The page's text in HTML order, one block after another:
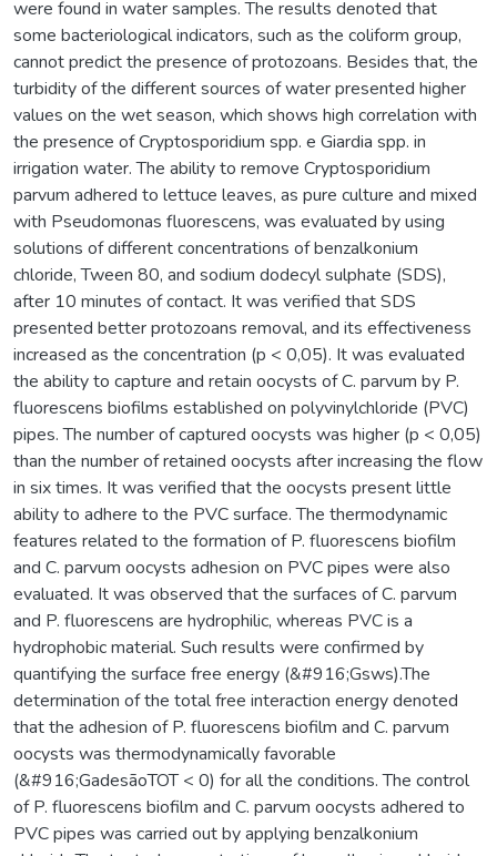
were found in water samples. The results denoted that
some bacteriological indicators, such as the coliform group,
cannot predict the presence of protozoans. Besides that, the
turbidity of the different sources of water presented higher
values on the wet season, which shows high correlation with
the presence of Cryptosporidium spp. e Giardia spp. in
irrigation water. The ability to remove Cryptosporidium
parvum adhered to lettuce leaves, as pure culture and mixed
with Pseudomonas fluorescens, was evaluated by using
solutions of different concentrations of benzalkonium
chloride, Tween 80, and sodium dodecyl sulphate (SDS),
after 10 minutes of contact. It was verified that SDS
presented better protozoans removal, and its effectiveness
increased as the concentration (p < 0,05). It was evaluated
the ability to capture and retain oocysts of C. parvum by P.
fluorescens biofilms established on polyvinylchloride (PVC)
pipes. The number of captured oocysts was higher (p < 0,05)
than the number of retained oocysts after increasing the flow
in six times. It was verified that the oocysts present little
ability to adhere to the PVC surface. The thermodynamic
features related to the formation of P. fluorescens biofilm
and C. parvum oocysts adhesion on PVC pipes were also
evaluated. It was observed that the surfaces of C. parvum
and P. fluorescens are hydrophilic, whereas PVC is a
hydrophobic material. Such results were confirmed by
quantifying the surface free energy (&#916;Gsws).The
determination of the total free interaction energy denoted
that the adhesion of P. fluorescens biofilm and C. parvum
oocysts was thermodynamically favorable
(&#916;GadesãoTOT < 0) for all the conditions. The control
of P. fluorescens biofilm and C. parvum oocysts adhered to
PVC pipes was carried out by applying benzalkonium